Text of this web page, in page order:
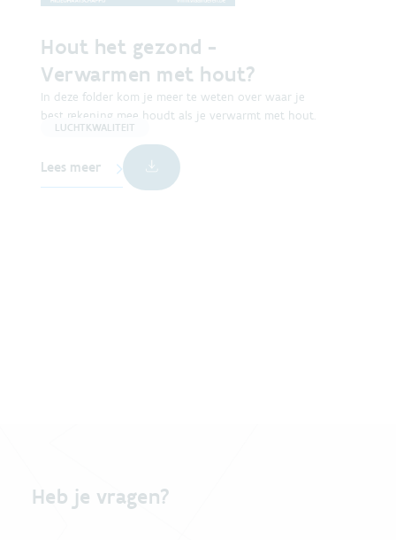
Hout het gezond -
Verwarmen met hout?
In deze folder kom je meer te weten over waar je
best rekening mee houdt als je verwarmt met hout.
LUCHTKWALITEIT
Lees meer
Heb je vragen?